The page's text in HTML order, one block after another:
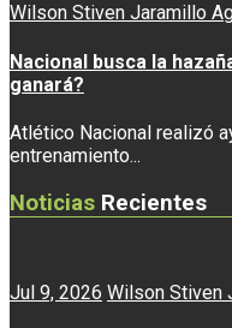
Wilson Stiven Jaramillo
Nacional busca la
ganará?
Atlético Nacional realizó
entrenamiento...
Noticias Recientes
Jul 9, 2026 Wilson Stiven